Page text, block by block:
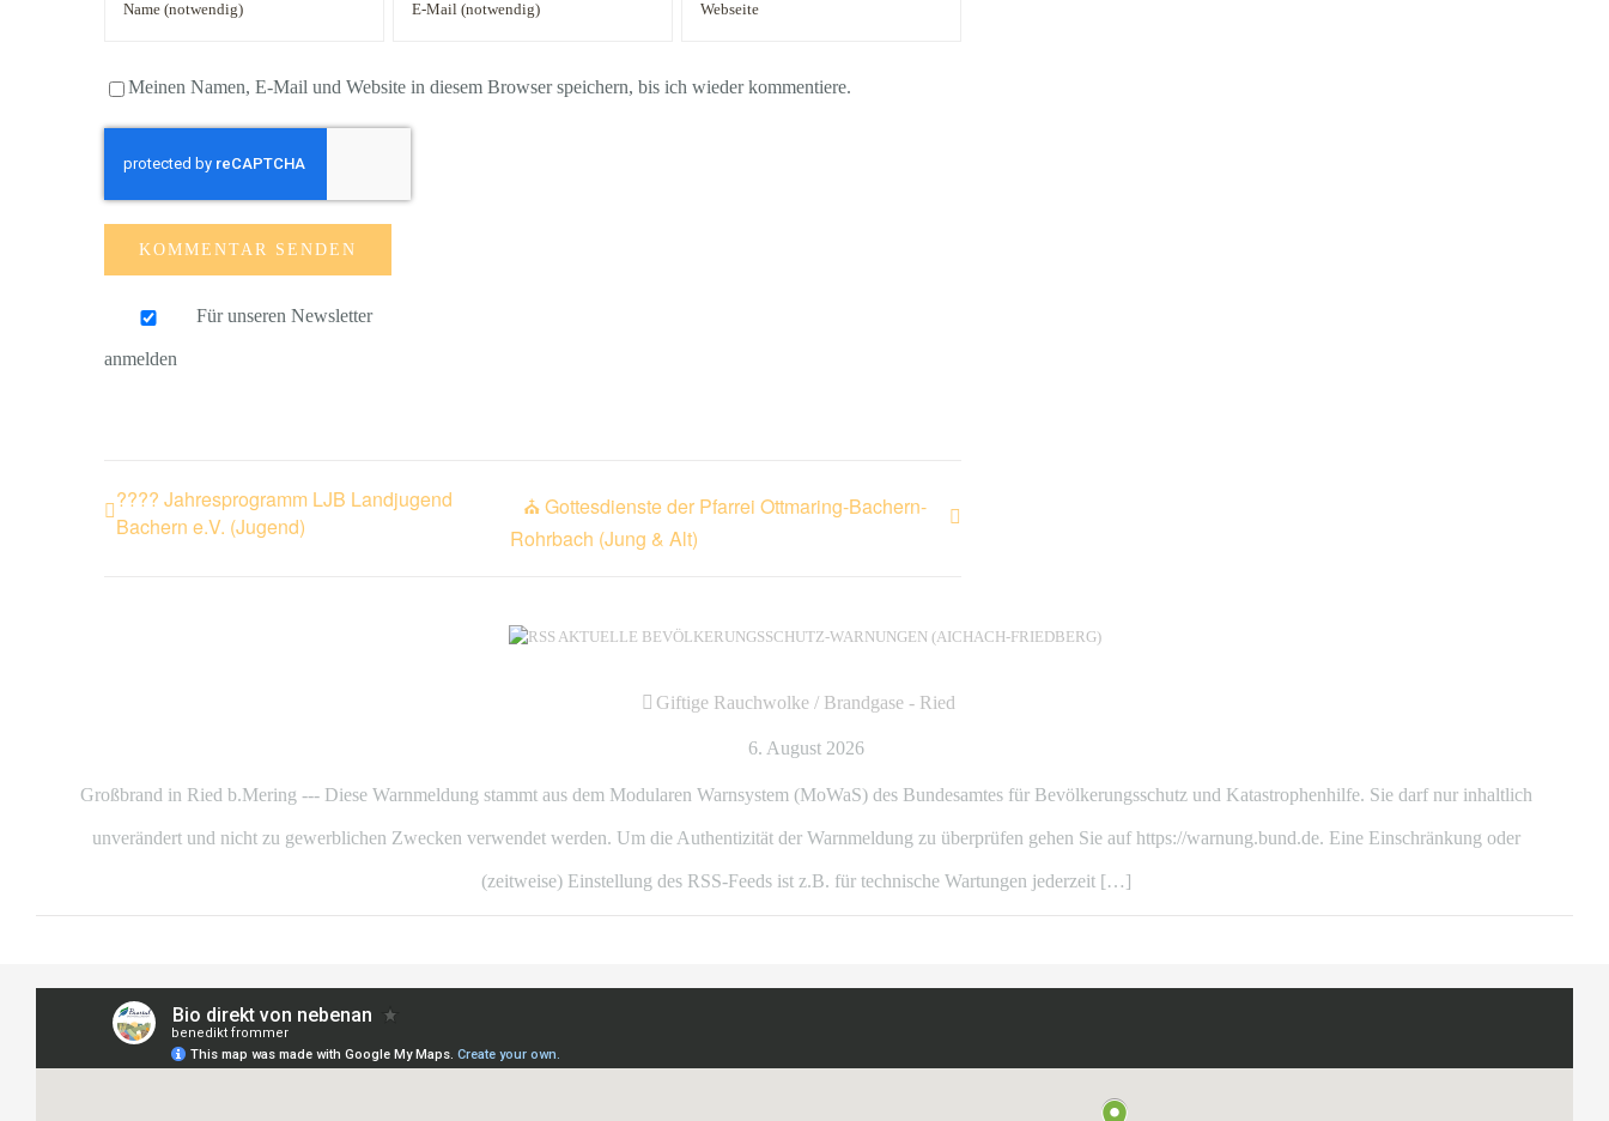
Meinen Namen, E-Mail und Website in diesem Browser speichern, bis ich wieder kommentiere.
Für unseren Newsletter
anmelden
???? Jahresprogramm LJB Landjugend
Bachern e.V. (Jugend)
⛪ Gottesdienste der Pfarrei Ottmaring-Bachern-
Rohrbach (Jung & Alt)
AKTUELLE BEVÖLKERUNGSSCHUTZ-WARNUNGEN (AICHACH-FRIEDBERG)
Giftige Rauchwolke / Brandgase - Ried
6. August 2026
Großbrand in Ried b.Mering --- Diese Warnmeldung stammt aus dem Modularen Warnsystem (MoWaS) des Bundesamtes für Bevölkerungsschutz und Katastrophenhilfe. Sie darf nur inhaltlich
unverändert und nicht zu gewerblichen Zwecken verwendet werden. Um die Authentizität der Warnmeldung zu überprüfen gehen Sie auf https://warnung.bund.de. Eine Einschränkung oder
(zeitweise) Einstellung des RSS-Feeds ist z.B. für technische Wartungen jederzeit […]